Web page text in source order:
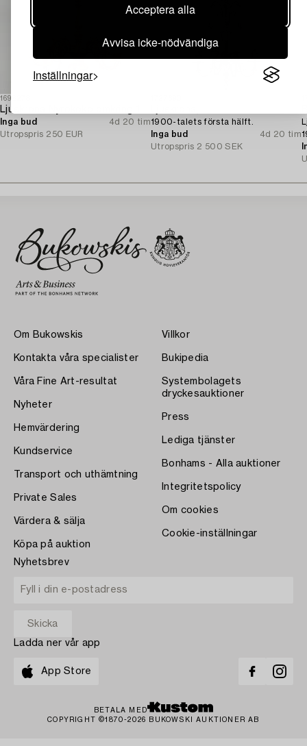
Acceptera alla
Avvisa icke-nödvändiga
Inställningar
1698278
Inga bud
4d 20 tim
Utropspris 250 EUR
1900-talets första hälft.
Inga bud
4d 20 tim
Utropspris 2 500 SEK
Om Bukowskis
Kontakta våra specialister
Våra Fine Art-resultat
Nyheter
Hemvärdering
Kundservice
Transport och uthämtning
Private Sales
Värdera & sälja
Köpa på auktion
Villkor
Bukipedia
Systembolagets
dryckesauktioner
Press
Lediga tjänster
Bonhams - Alla auktioner
Integritetspolicy
Om cookies
Cookie-inställningar
Nyhetsbrev
Ladda ner vår app
App Store
BETALA MED
COPYRIGHT ©1870-2026 BUKOWSKI AUKTIONER AB